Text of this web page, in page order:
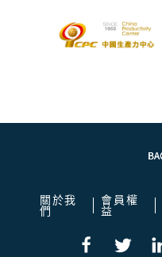
關於我
們
會員權
益